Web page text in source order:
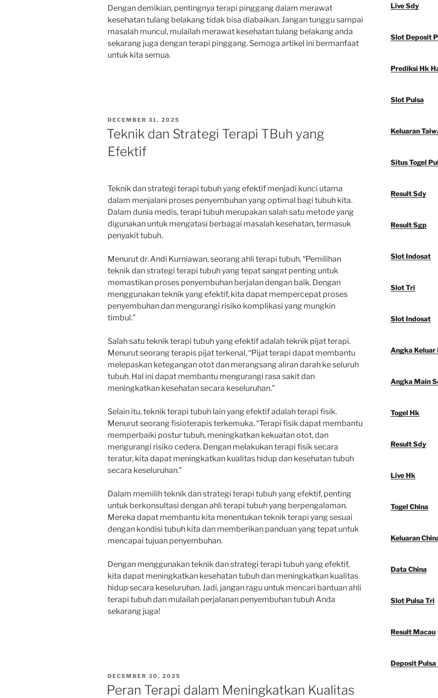
Dengan demikian, pentingnya terapi pinggang dalam merawat
kesehatan tulang belakang tidak bisa diabaikan. Jangan tunggu sampai
masalah muncul, mulailah merawat kesehatan tulang belakang anda
sekarang juga dengan terapi pinggang. Semoga artikel ini bermanfaat
untuk kita semua.
POSTED
DECEMBER 31, 2025
Teknik dan Strategi Terapi TBuh yang
Efektif
Teknik dan strategi terapi tubuh yang efektif menjadi kunci utama
dalam menjalani proses penyembuhan yang optimal bagi tubuh kita.
Dalam dunia medis, terapi tubuh merupakan salah satu metode yang
digunakan untuk mengatasi berbagai masalah kesehatan, termasuk
penyakit tubuh.
Menurut dr. Andi Kurniawan, seorang ahli terapi tubuh, “Pemilihan
teknik dan strategi terapi tubuh yang tepat sangat penting untuk
memastikan proses penyembuhan berjalan dengan baik. Dengan
menggunakan teknik yang efektif, kita dapat mempercepat proses
penyembuhan dan mengurangi risiko komplikasi yang mungkin
timbul.”
Salah satu teknik terapi tubuh yang efektif adalah teknik pijat terapi.
Menurut seorang terapis pijat terkenal, “Pijat terapi dapat membantu
melepaskan ketegangan otot dan merangsang aliran darah ke seluruh
tubuh. Hal ini dapat membantu mengurangi rasa sakit dan
meningkatkan kesehatan secara keseluruhan.”
Selain itu, teknik terapi tubuh lain yang efektif adalah terapi fisik.
Menurut seorang fisioterapis terkemuka, “Terapi fisik dapat membantu
memperbaiki postur tubuh, meningkatkan kekuatan otot, dan
mengurangi risiko cedera. Dengan melakukan terapi fisik secara
teratur, kita dapat meningkatkan kualitas hidup dan kesehatan tubuh
secara keseluruhan.”
Dalam memilih teknik dan strategi terapi tubuh yang efektif, penting
untuk berkonsultasi dengan ahli terapi tubuh yang berpengalaman.
Mereka dapat membantu kita menentukan teknik terapi yang sesuai
dengan kondisi tubuh kita dan memberikan panduan yang tepat untuk
mencapai tujuan penyembuhan.
Dengan menggunakan teknik dan strategi terapi tubuh yang efektif,
kita dapat meningkatkan kesehatan tubuh dan meningkatkan kualitas
hidup secara keseluruhan. Jadi, jangan ragu untuk mencari bantuan ahli
terapi tubuh dan mulailah perjalanan penyembuhan tubuh Anda
sekarang juga!
POSTED
ON
DECEMBER 30, 2025
Peran Terapi dalam Meningkatkan Kualitas
Live Sdy
Slot Deposit
Prediksi Hk
Slot Pulsa
Keluaran
Situs Togel
Result Sdy
Result Sgp
Slot Indosat
Slot Tri
Slot Indosat
Angka Keluar
Angka Main
Togel Hk
Result Sdy
Live Hk
Togel China
Keluaran
Data China
Slot Pulsa Tri
Result Macau
Deposit Pulsa